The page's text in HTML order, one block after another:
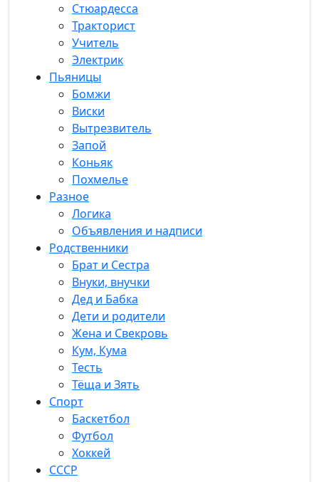
Стюардесса
Тракторист
Учитель
Электрик
Пьяницы
Бомжи
Виски
Вытрезвитель
Запой
Коньяк
Похмелье
Разное
Логика
Объявления и надписи
Родственники
Брат и Сестра
Внуки, внучки
Дед и Бабка
Дети и родители
Жена и Свекровь
Кум, Кума
Тесть
Тёща и Зять
Спорт
Баскетбол
Футбол
Хоккей
СССР